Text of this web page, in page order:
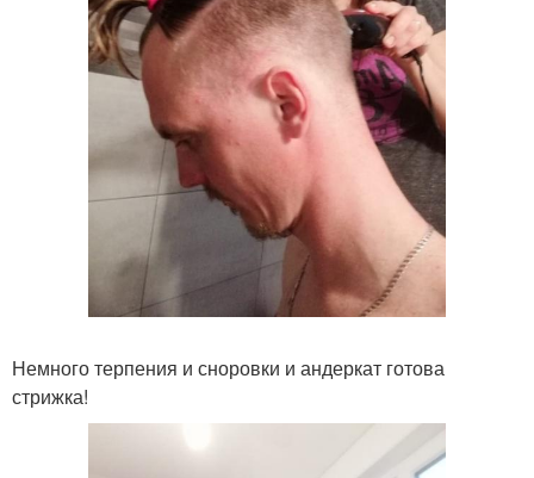
Немного терпения и сноровки и андеркат готова
стрижка!